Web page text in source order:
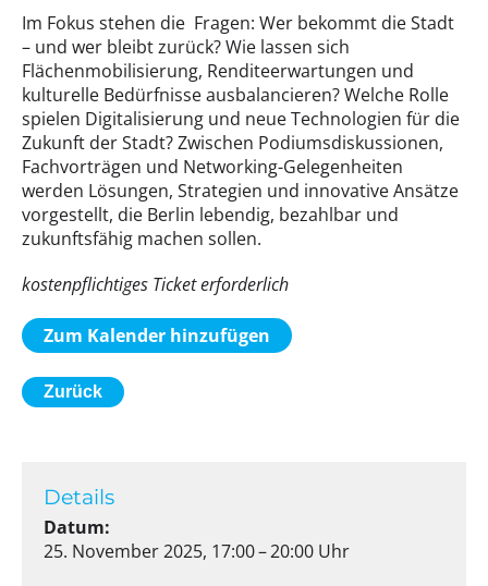
Details
Datum:
25. November 2025, 17:00 – 20:00 Uhr
Im Fokus stehen die Fragen: Wer bekommt die Stadt
– und wer bleibt zurück? Wie lassen sich
Flächenmobilisierung, Renditeerwartungen und
kulturelle Bedürfnisse ausbalancieren? Welche Rolle
spielen Digitalisierung und neue Technologien für die
Zukunft der Stadt? Zwischen Podiumsdiskussionen,
Fachvorträgen und Networking-Gelegenheiten
werden Lösungen, Strategien und innovative Ansätze
vorgestellt, die Berlin lebendig, bezahlbar und
zukunftsfähig machen sollen.
kostenpflichtiges Ticket erforderlich
Zum Kalender hinzufügen
Zurück